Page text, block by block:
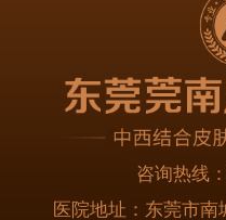
咨询热线：
医院地址： 东莞市南